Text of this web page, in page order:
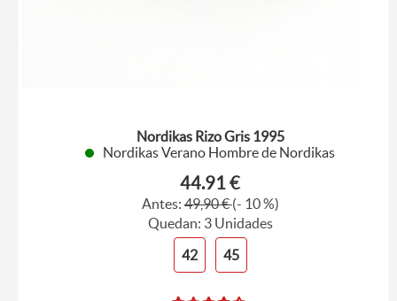
Nordikas Rizo Gris 1995
Nordikas Verano Hombre de Nordikas
44.91 €
Antes:49,90 €(- 10 %)
Quedan: 3 Unidades
42
45